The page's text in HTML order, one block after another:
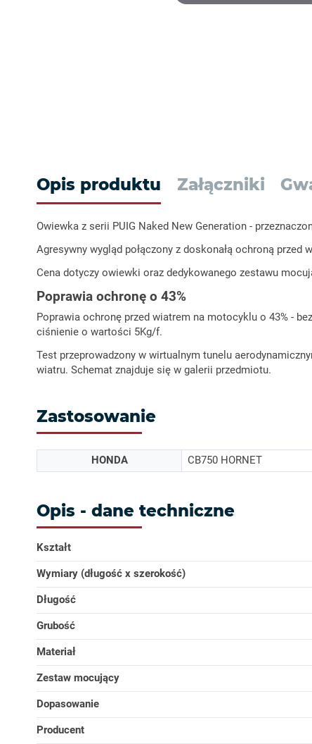
Opis produktu Załączniki
Owiewka z serii PUIG Naked New Generation -
Agresywny wygląd połączony z doskonałą ochroną
Cena dotyczy owiewki oraz dedykowanego zestawu
Poprawia ochronę o 43%
Poprawia ochronę przed wiatrem na motocyklu o 43% -
ciśnienie o wartości 5Kg/f.
Test przeprowadzony w wirtualnym tunelu
wiatru. Schemat znajduje się w galerii przedmiotu.
Zastosowanie
HONDA CB750 HORNET
Opis - dane techniczne
Kształt
Wymiary (długość x szerokość)
Długość
Grubość
Materiał
Zestaw mocujący
Dopasowanie
Producent